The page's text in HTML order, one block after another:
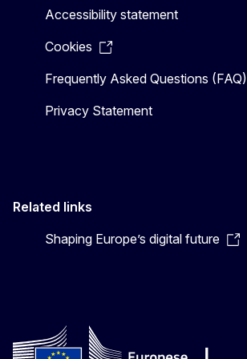
Accessibility statement
Cookies
Frequently Asked Questions (FAQ)
Privacy Statement
Related links
Shaping Europe’s digital future